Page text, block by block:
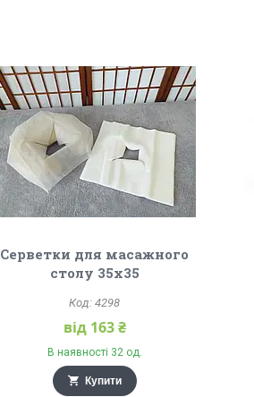
Серветки для масажного
столу 35х35
4298
від 163 ₴
В наявності 32 од.
Купити